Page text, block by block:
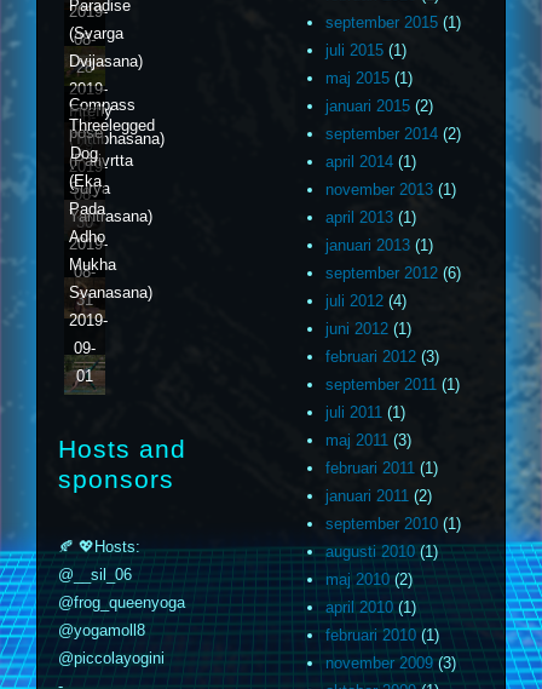
2019-
08-
28
Paradise
(Svarga
Dvijasana)
2019-
08-
29
Firefly
(Tittibhasana)
2019-
08-
30
Compass
pose
(Parivrtta
Surya
Yantrasana)
2019-
08-
31
Threelegged
Dog
(Eka
Pada
Adho
Mukha
Svanasana)
2019-
09-
01
Hosts and
sponsors
🍂 💖Hosts:
@__sil_06
@frog_queenyoga
@yogamoll8
@piccolayogini
september 2015 (1)
juli 2015 (1)
maj 2015 (1)
januari 2015 (2)
september 2014 (2)
april 2014 (1)
november 2013 (1)
april 2013 (1)
januari 2013 (1)
september 2012 (6)
juli 2012 (4)
juni 2012 (1)
februari 2012 (3)
september 2011 (1)
juli 2011 (1)
maj 2011 (3)
februari 2011 (1)
januari 2011 (2)
september 2010 (1)
augusti 2010(1)
maj 2010 (2)
april 2010(1)
februari 2010 (1)
november 2009 (3)